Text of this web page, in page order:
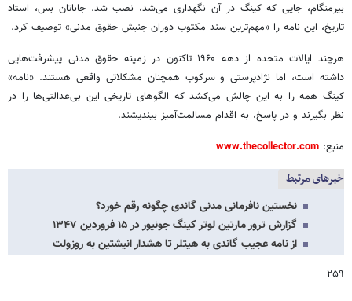
بیرمنگام، جایی که کینگ در آن نگهداری می‌شد، نصب شد. جاناتان بس، استاد
تاریخ، این نامه را «مهم‌ترین سند مکتوب دوران جنبش حقوق مدنی» توصیف کرد.
هرچند ایالات متحده از دهه ۱۹۶۰ تاکنون در زمینه حقوق مدنی پیشرفت‌هایی
داشته است، اما نژادپرستی و سرکوب همچنان مشکلاتی واقعی هستند. «نامه»
کینگ همه را به این چالش می‌کشد که الگوهای تاریخی این بی‌عدالتی‌ها را در
نظر بگیرند و در پاسخ، به اقدام مسالمت‌آمیز بیندیشند.
منبع: www.thecollector.com
خبرهای مرتبط
نخستین نافرمانی مدنی گاندی چگونه رقم خورد؟
گزارش ترور مارتین لوتر کینگ جونیور در ۱۵ فروردین ۱۳۴۷
از نامه عجیب گاندی به هیتلر تا هشدار انیشتین به روزولت
۲۵۹